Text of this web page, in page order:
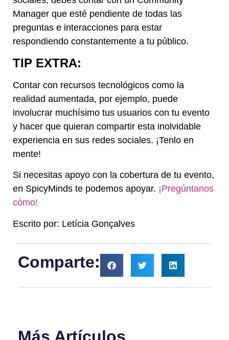
Manager que esté pendiente de todas las
preguntas e interacciones para estar
respondiendo constantemente a tu público.
TIP EXTRA:
Contar con recursos tecnológicos como la
realidad aumentada, por ejemplo, puede
involucrar muchísimo tus usuarios con tu evento
y hacer que quieran compartir esta inolvidable
experiencia en sus redes sociales. ¡Tenlo en
mente!
Si necesitas apoyo con la cobertura de tu evento,
en SpicyMinds te podemos apoyar. ¡Pregúntanos
cómo!
Escrito por: Letícia Gonçalves
Comparte: